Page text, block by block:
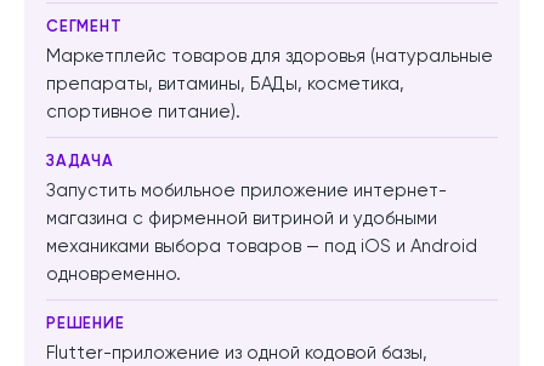
СЕГМЕНТ
Маркетплейс товаров для здоровья (натуральные
препараты, витамины, БАДы, косметика,
спортивное питание).
ЗАДАЧА
Запустить мобильное приложение интернет-
магазина с фирменной витриной и удобными
механиками выбора товаров — под iOS и Android
одновременно.
РЕШЕНИЕ
Flutter-приложение из одной кодовой базы,